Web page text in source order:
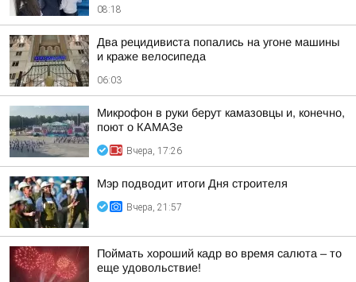
08:18
Два рецидивиста попались на угоне машины
и краже велосипеда
06:03
Микрофон в руки берут камазовцы и, конечно,
поют о КАМАЗе
Вчера, 17:26
Мэр подводит итоги Дня строителя
Вчера, 21:57
Поймать хороший кадр во время салюта – то
еще удовольствие!